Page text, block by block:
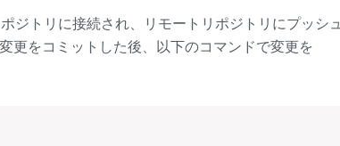
ジトリに接続され、リモートリポジトリにプッシュ
更をコミットした後、以下のコマンドで変更を